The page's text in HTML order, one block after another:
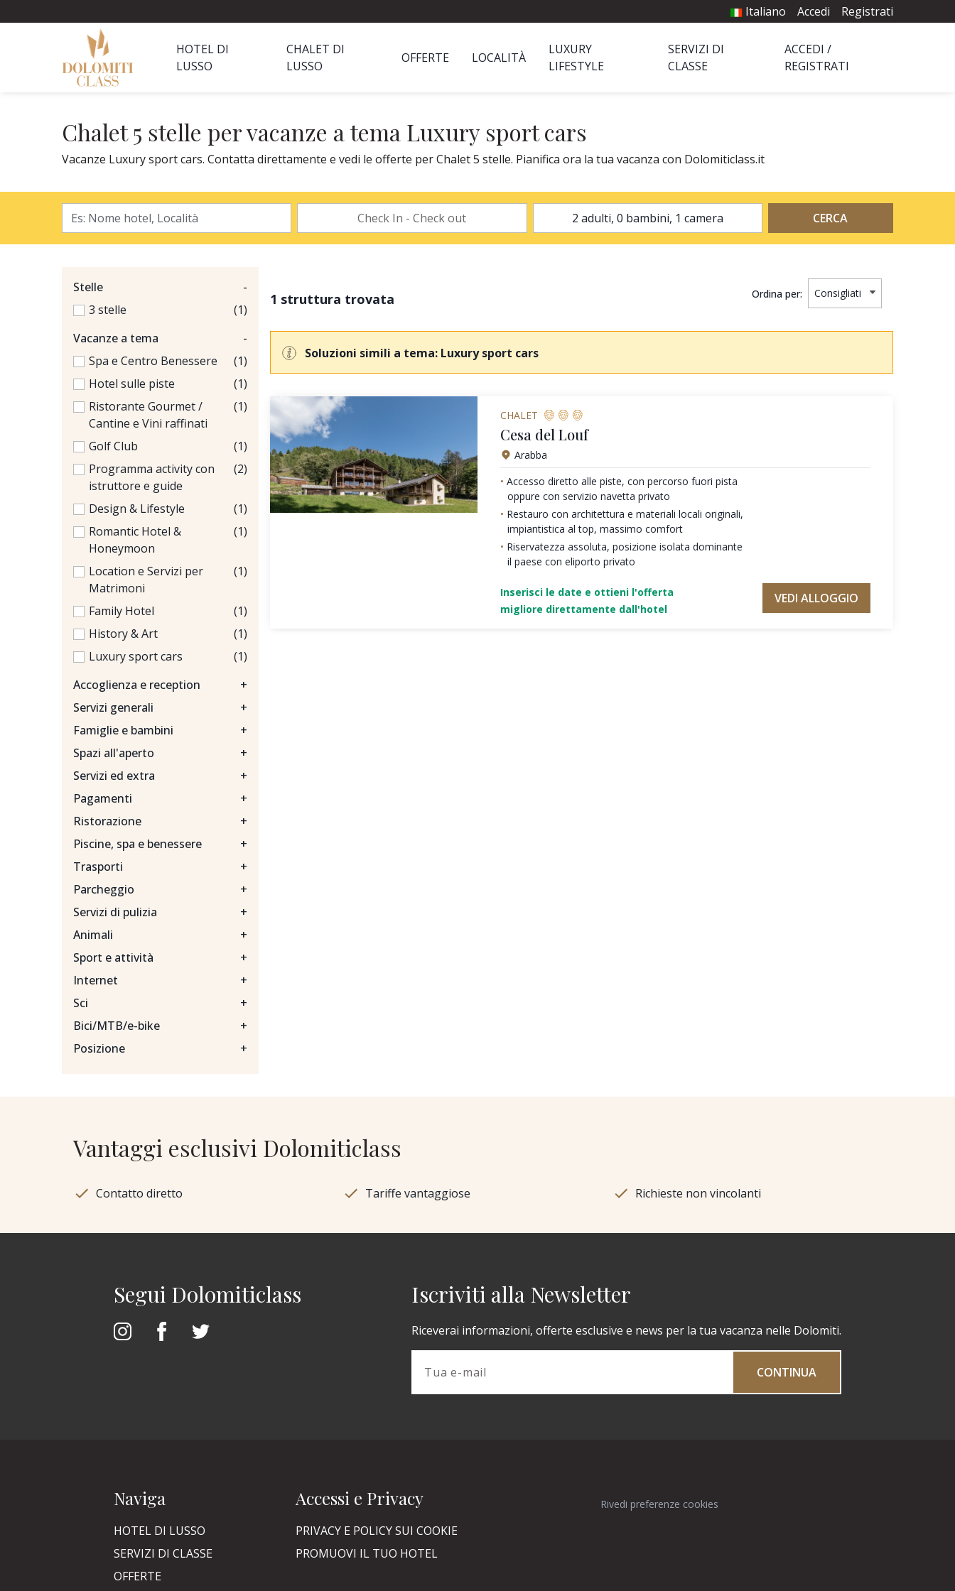
Italiano Accedi Registrati
HOTEL DI
LUSSO
CHALET DI
LUSSO
OFFERTE LOCALITÀ
LUXURY
LIFESTYLE
SERVIZI DI
CLASSE
ACCEDI /
REGISTRATI
Chalet 5 stelle per vacanze a tema Luxury sport cars
Vacanze Luxury sport cars. Contatta direttamente e vedi le offerte per Chalet 5 stelle. Pianifica ora la tua vacanza con Dolomiticlass.it
2 adulti, 0 bambini, 1 camera CERCA
Stelle
-
3 stelle
(1)
Vacanze a tema
-
Spa e Centro Benessere
(1)
Hotel sulle piste
(1)
Ristorante Gourmet /
Cantine e Vini raffinati
(1)
Golf Club
(1)
Programma activity con
istruttore e guide
(2)
Design & Lifestyle
(1)
Romantic Hotel &
Honeymoon
(1)
Location e Servizi per
Matrimoni
(1)
Family Hotel
(1)
History & Art
(1)
Luxury sport cars
(1)
Accoglienza e reception
+
Servizi generali
+
Famiglie e bambini
+
Spazi all'aperto
+
Servizi ed extra
+
Pagamenti
+
Ristorazione
+
Piscine, spa e benessere
+
Trasporti
+
Parcheggio
+
Servizi di pulizia
+
Animali
+
Sport e attività
+
Internet
+
Sci
+
Bici/MTB/e-bike
+
Posizione
+
1 struttura trovata Ordina per:
Soluzioni simili a tema: Luxury sport cars
CHALET
Cesa del Louf
Arabba
Accesso diretto alle piste, con percorso fuori pista
oppure con servizio navetta privato
Restauro con architettura e materiali locali originali,
impiantistica al top, massimo comfort
Riservatezza assoluta, posizione isolata dominante
il paese con eliporto privato
Inserisci le date e ottieni l'offerta
migliore direttamente dall'hotel
VEDI ALLOGGIO
Vantaggi esclusivi Dolomiticlass
Contatto diretto Tariffe vantaggiose Richieste non vincolanti
Segui Dolomiticlass Iscriviti alla Newsletter
Riceverai informazioni, offerte esclusive e news per la tua vacanza nelle Dolomiti.
CONTINUA
Naviga
HOTEL DI LUSSO
SERVIZI DI CLASSE
OFFERTE
Accessi e Privacy
PRIVACY E POLICY SUI COOKIE
PROMUOVI IL TUO HOTEL
Rivedi preferenze cookies